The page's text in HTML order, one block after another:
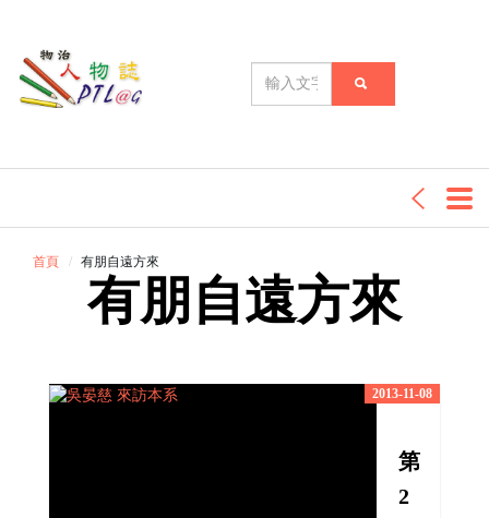
首頁 有朋自遠方來
有朋自遠方來
2013-11-08
第
2